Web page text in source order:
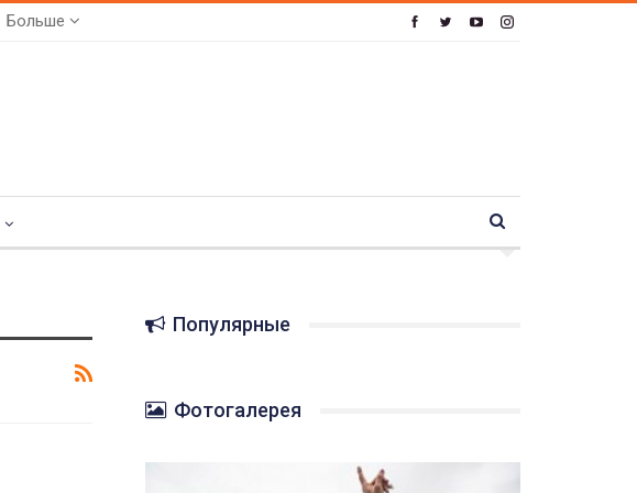
Больше
Популярные
Фотогалерея